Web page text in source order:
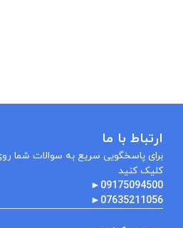
ارتباط با ما
برای پاسخگویی سریع به سوالات شما
کلیک کنید
09175094500
►
07635211056
►